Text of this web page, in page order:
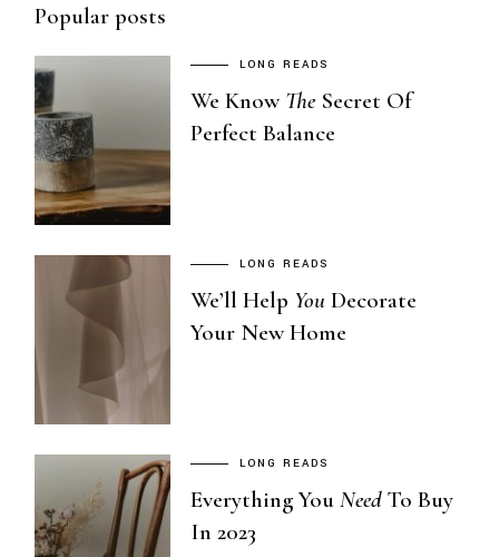
Popular posts
LONG READS
We Know The Secret Of
Perfect Balance
LONG READS
We’ll Help You Decorate
Your New Home
LONG READS
Everything YouNeedTo Buy
In 2023